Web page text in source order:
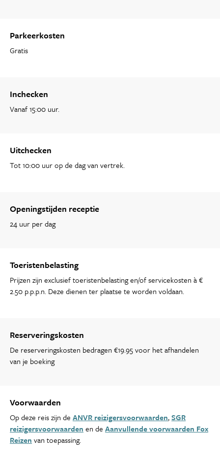
Parkeerkosten
Gratis
Inchecken
Vanaf 15:00 uur.
Uitchecken
Tot 10:00 uur op de dag van vertrek.
Openingstijden receptie
24 uur per dag
Toeristenbelasting
Prijzen zijn exclusief toeristenbelasting en/of servicekosten à €
2.50 p.p.p.n. Deze dienen ter plaatse te worden voldaan.
Reserveringskosten
De reserveringskosten bedragen €19.95 voor het afhandelen
van je boeking
Voorwaarden
Op deze reis zijn de ANVR reizigersvoorwaarden,SGR
reizigersvoorwaarden en de Aanvullende voorwaarden Fox
Reizen van toepassing.